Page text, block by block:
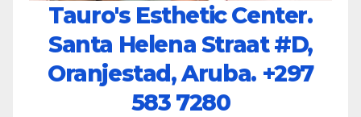
Tauro's Esthetic Center.
Santa Helena Straat #D,
Oranjestad, Aruba. +297
583 7280